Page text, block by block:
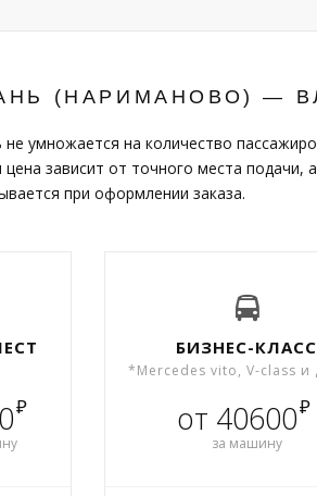
(НАРИМАНОВО) —
умножается на количество
зависит от точного места подачи,
при оформлении заказа.
₽
БИЗНЕС-КЛАСС
*Mercedes vito, V-class и
от 40600₽
за машину